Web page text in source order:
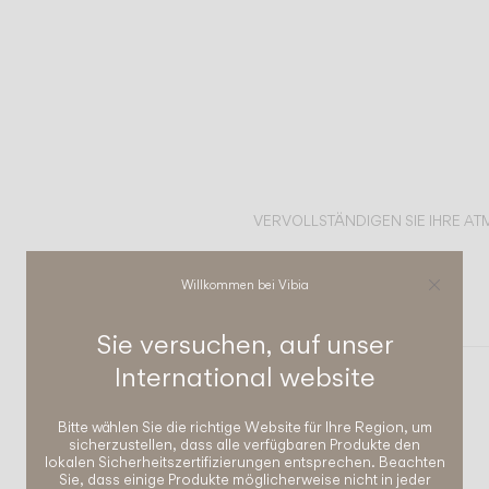
VERVOLLSTÄNDIGEN SIE IHRE
Line
Willkommen bei Vibia
Sie versuchen, auf unser
International website
Bitte wählen Sie die richtige Website für Ihre Region, um
sicherzustellen, dass alle verfügbaren Produkte den
lokalen Sicherheitszertifizierungen entsprechen. Beachten
Sie, dass einige Produkte möglicherweise nicht in jeder